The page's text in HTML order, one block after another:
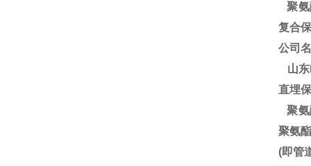
聚氨
复合
公司
山东
直埋
聚氨
聚氨
(即管